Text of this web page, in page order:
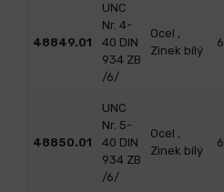
48849.01
UNC
Nr. 4-
40 DIN
934 ZB
/6/
Ocel ,
Zinek bílý
6
48850.01
UNC
Nr. 5-
40 DIN
934 ZB
/6/
Ocel ,
Zinek bílý
6